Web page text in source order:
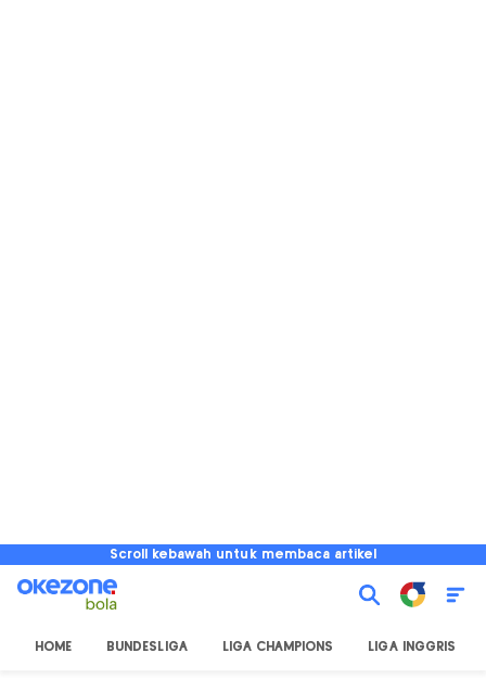
Scroll kebawah untuk membaca artikel
HOME BUNDESLIGA LIGA CHAMPIONS LIGA INGGRIS